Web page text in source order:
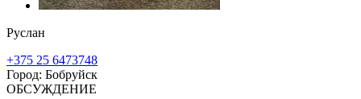
Руслан
+375 25 6473748
Город: Бобруйск
ОБСУЖДЕНИЕ